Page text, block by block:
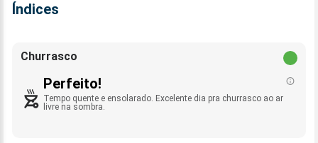
Índices
Churrasco
Perfeito!
Tempo quente e ensolarado. Excelente dia pra churrasco ao ar
livre na sombra.